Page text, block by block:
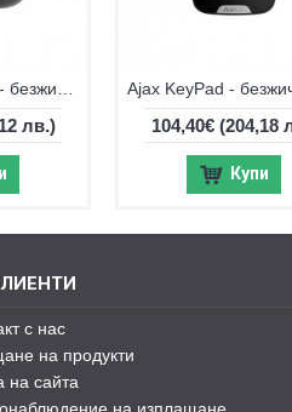
Ajax Street Siren - безжично външна сирена
лв.) 104,40€(204,18
Купи
с нас
на продукти
на сайта
на изплащане